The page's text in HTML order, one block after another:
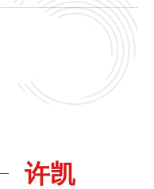
许凯